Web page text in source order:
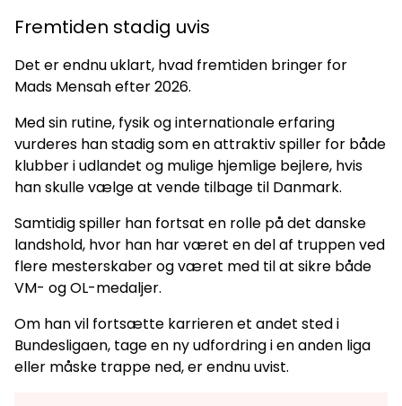
Fremtiden stadig uvis
Det er endnu uklart, hvad fremtiden bringer for
Mads Mensah efter 2026.
Med sin rutine, fysik og internationale erfaring
vurderes han stadig som en attraktiv spiller for både
klubber i udlandet og mulige hjemlige bejlere, hvis
han skulle vælge at vende tilbage til Danmark.
Samtidig spiller han fortsat en rolle på det danske
landshold, hvor han har været en del af truppen ved
flere mesterskaber og været med til at sikre både
VM- og OL-medaljer.
Om han vil fortsætte karrieren et andet sted i
Bundesligaen, tage en ny udfordring i en anden liga
eller måske trappe ned, er endnu uvist.